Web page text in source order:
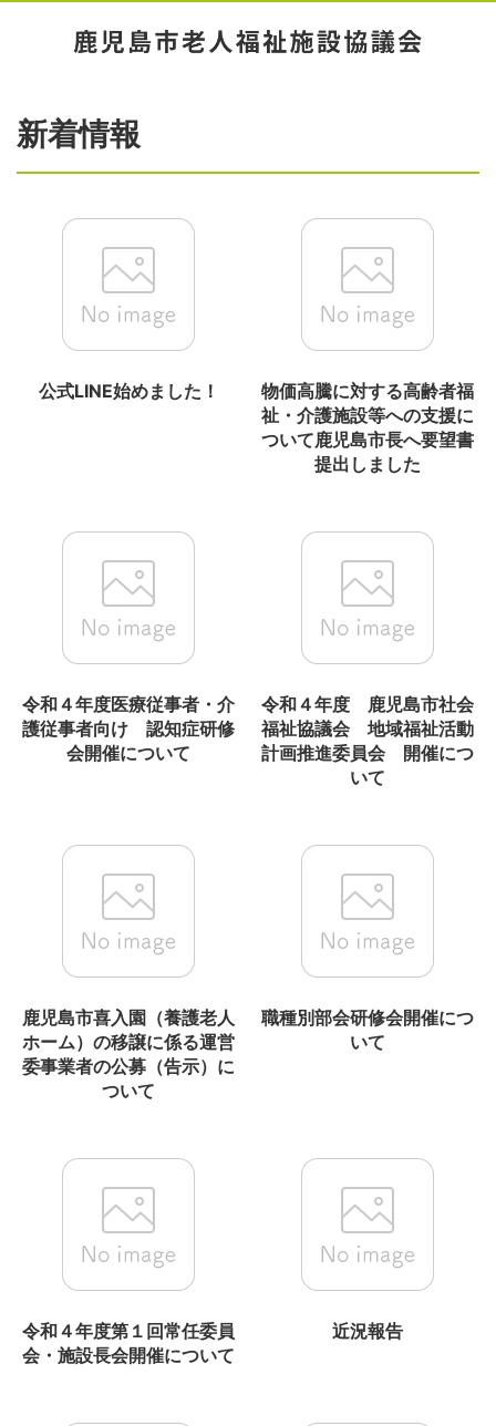
新着情報
公式LINE始めました！
物価高騰に対する高齢者福
祉・介護施設等への支援に
ついて鹿児島市長へ要望書
提出しました
令和４年度医療従事者・介
護従事者向け 認知症研修
会開催について
令和４年度 鹿児島市社会
福祉協議会 地域福祉活動
計画推進委員会 開催につ
いて
鹿児島市喜入園（養護老人
ホーム）の移譲に係る運営
委事業者の公募（告示）に
ついて
職種別部会研修会開催につ
いて
令和４年度第１回常任委員
会・施設長会開催について
近況報告